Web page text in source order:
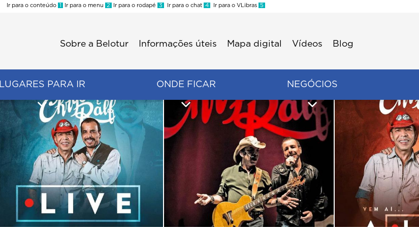
Ir para o conteúdo 1 Ir para o menu 2 Ir para o rodapé 3 Ir para o chat 4 Ir para o VLibras 5
Sobre a Belotur Informações úteis Mapa digital Vídeos Blog
LUGARES PARA IR ONDE FICAR NEGÓCIOS